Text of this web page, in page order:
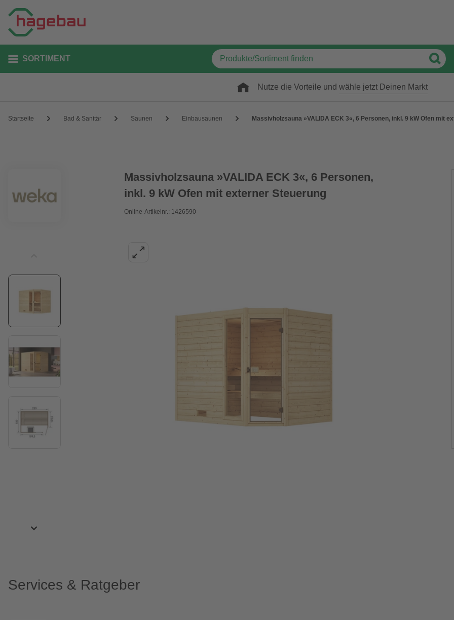
SORTIMENT
Nutze die Vorteile und wähle jetzt Deinen Markt
Startseite Bad & Sanitär Saunen Einbausaunen Massivholzsauna »VALIDA ECK 3«, 6 Personen, inkl. 9 kW Ofen mit
Massivholzsauna »VALIDA ECK 3«, 6 Personen,
inkl. 9 kW Ofen mit externer Steuerung
Online-Artikelnr.: 1426590
Services & Ratgeber